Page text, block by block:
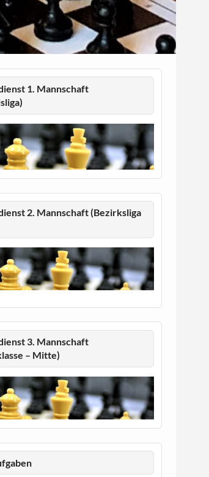
1. Mannschaft
2. Mannschaft (Bezirksliga
3. Mannschaft
– Mitte)